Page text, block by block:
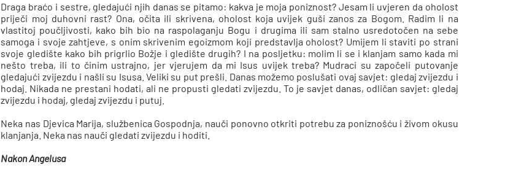
Draga braćo i sestre, gledajući njih danas se pitamo: kakva je moja poniznost? Jesam li uvjeren da oholost
priječi moj duhovni rast? Ona, očita ili skrivena, oholost koja uvijek guši zanos za Bogom. Radim li na
vlastitoj poučljivosti, kako bih bio na raspolaganju Bogu i drugima ili sam stalno usredotočen na sebe
samoga i svoje zahtjeve, s onim skrivenim egoizmom koji predstavlja oholost? Umijem li staviti po strani
svoje gledište kako bih prigrlio Božje i gledište drugih? I na posljetku: molim li se i klanjam samo kada mi
nešto treba, ili to činim ustrajno, jer vjerujem da mi Isus uvijek treba? Mudraci su započeli putovanje
gledajući zvijezdu i našli su Isusa. Veliki su put prešli. Danas možemo poslušati ovaj savjet: gledaj zvijezdu i
hodaj. Nikada ne prestani hodati, ali ne propusti gledati zvijezdu. To je savjet danas, odličan savjet: gledaj
zvijezdu i hodaj, gledaj zvijezdu i putuj.
Neka nas Djevica Marija, službenica Gospodnja, nauči ponovno otkriti potrebu za poniznošću i živom okusu
klanjanja. Neka nas nauči gledati zvijezdu i hoditi.
Nakon Angelusa